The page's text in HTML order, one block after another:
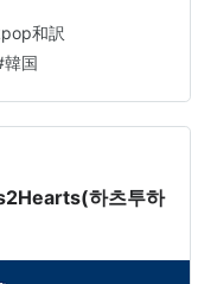
和訳
韓国
하츠투하